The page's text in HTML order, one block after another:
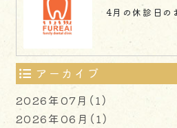
4月の休診日の
アーカイブ
2026年07月（1）
2026年06月（1）